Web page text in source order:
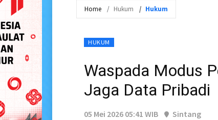
Home Hukum Hukum
HUKUM
Waspada Modus
Jaga Data Pribadi
05 Mei 2026 05:41 WIB
Sintang